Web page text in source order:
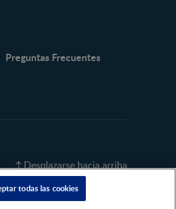
Preguntas Frecuentes
Desplazarse hacia arriba
todas las cookies